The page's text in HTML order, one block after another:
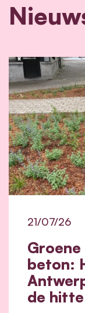
beton:
de hitte
21/07/26